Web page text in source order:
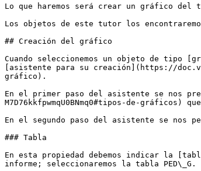
Lo que haremos será crear un gráfico del
Los objetos de este tutor los
## Creación del gráfico
Cuando seleccionemos un objeto de tipo
[asistente para su creación](https://
gráfico).
En el primer paso del asistente se nos
M7D76kkfpwmqU0BNmq0#tipos-de-
En el segundo paso del asistente se nos
### Tabla
En esta propiedad debemos indicar la
informe; seleccionaremos la tabla PED\_G.